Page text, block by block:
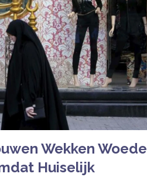
Wekken Woede
Huiselijk